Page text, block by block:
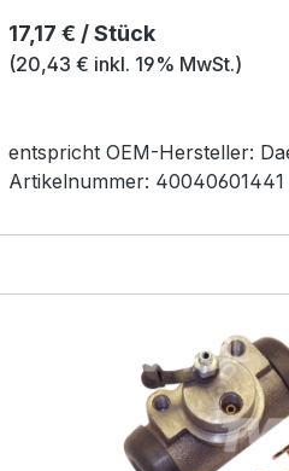
Regulärer Preis:
17,17 € / Stück
(20,43 € inkl. 19% MwSt.)
entspricht OEM-Hersteller:
Artikelnummer: 40040601441